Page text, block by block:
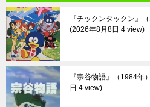
『チックンタックン』
2026年8月8日 4 view
『宗谷物語』（1984年
日 4 view